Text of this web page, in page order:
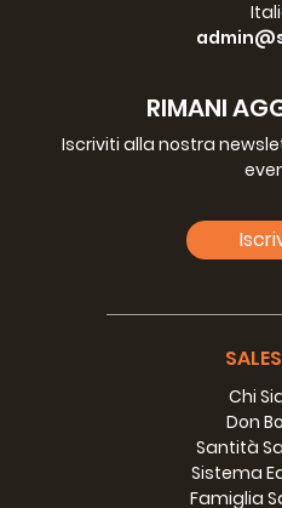
RIMANI
Iscriviti alla nostra
Chi
Don
Santità
Sistema
Famiglia